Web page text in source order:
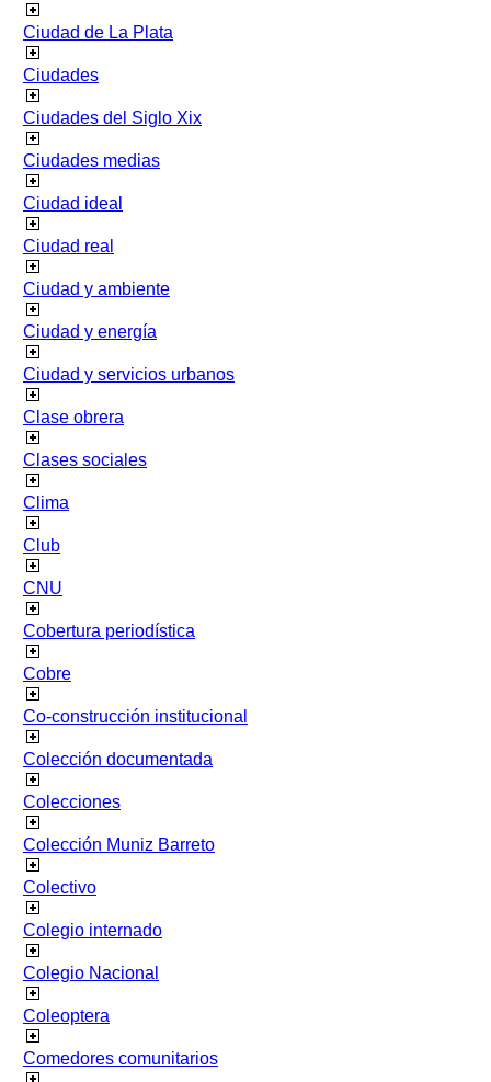
Ciudad de La Plata
Ciudades
Ciudades del Siglo Xix
Ciudades medias
Ciudad ideal
Ciudad real
Ciudad y ambiente
Ciudad y energía
Ciudad y servicios urbanos
Clase obrera
Clases sociales
Clima
Club
CNU
Cobertura periodística
Cobre
Co-construcción institucional
Colección documentada
Colecciones
Colección Muniz Barreto
Colectivo
Colegio internado
Colegio Nacional
Coleoptera
Comedores comunitarios